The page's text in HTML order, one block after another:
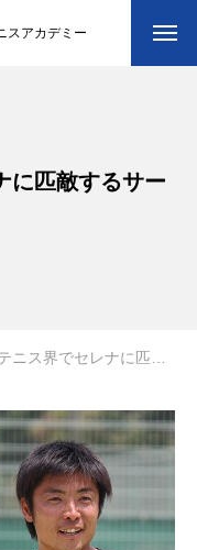
スアカデミー
ブログ アクセス
に匹敵するサー
レナに匹敵するサービス力を持つ日本人！？